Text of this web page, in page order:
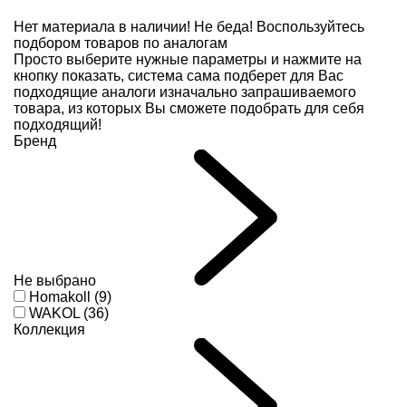
Нет материала в наличии! Не беда! Воспользуйтесь
подбором товаров по аналогам
Просто выберите нужные параметры и нажмите на
кнопку показать, система сама подберет для Вас
подходящие аналоги изначально запрашиваемого
товара, из которых Вы сможете подобрать для себя
подходящий!
Бренд
Не выбрано
Homakoll (9)
WAKOL (36)
Коллекция